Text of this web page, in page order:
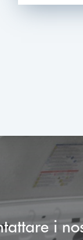
i